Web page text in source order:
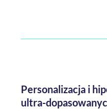
Personalizacja i
ultra-